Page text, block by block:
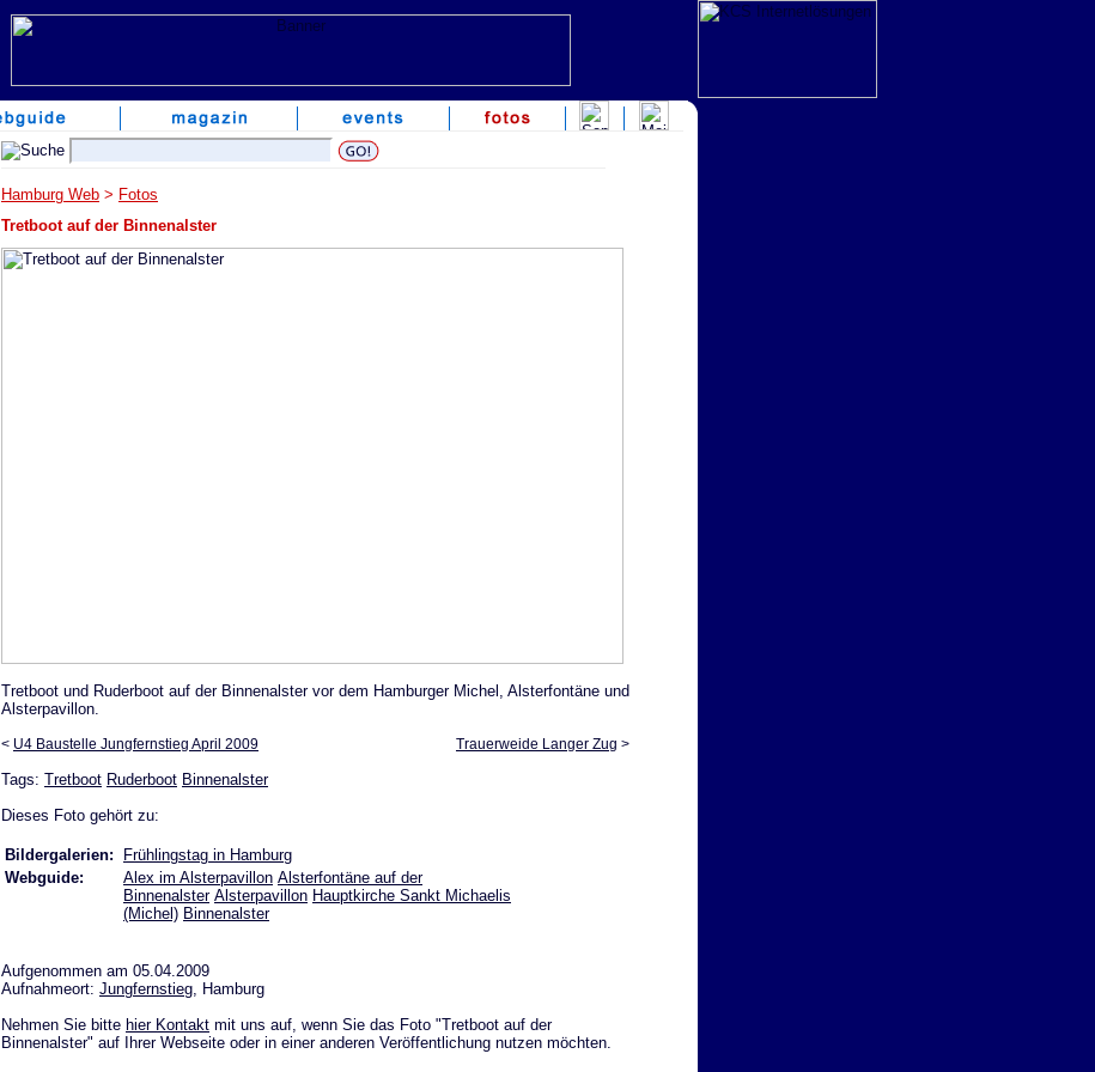
Hamburg Web > Fotos
Tretboot auf der Binnenalster
Tretboot und Ruderboot auf der Binnenalster vor dem Hamburger Michel, Alsterfontäne und
Alsterpavillon.
< U4 Baustelle Jungfernstieg April 2009 Trauerweide Langer Zug >
Tags: Tretboot Ruderboot Binnenalster
Dieses Foto gehört zu:
Bildergalerien:
Frühlingstag in Hamburg
Webguide:
Alex im Alsterpavillon Alsterfontäne auf der
Binnenalster Alsterpavillon Hauptkirche Sankt Michaelis
(Michel) Binnenalster
Aufgenommen am 05.04.2009
Aufnahmeort: Jungfernstieg , Hamburg
Nehmen Sie bitte hier Kontakt mit uns auf, wenn Sie das Foto "Tretboot auf der
Binnenalster" auf Ihrer Webseite oder in einer anderen Veröffentlichung nutzen möchten.